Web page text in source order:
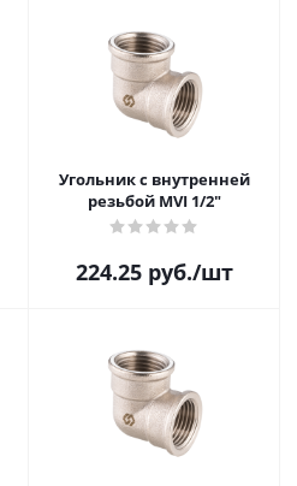
Угольник с внутренней
резьбой MVI 1/2"
224.25руб./шт